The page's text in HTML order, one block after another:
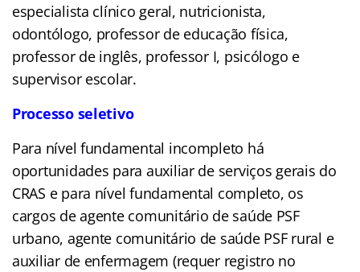
especialista clínico geral, nutricionista,
odontólogo, professor de educação física,
professor de inglês, professor I, psicólogo e
supervisor escolar.
Processo seletivo
Para nível fundamental incompleto há
oportunidades para auxiliar de serviços gerais do
CRAS e para nível fundamental completo, os
cargos de agente comunitário de saúde PSF
urbano, agente comunitário de saúde PSF rural e
auxiliar de enfermagem (requer registro no